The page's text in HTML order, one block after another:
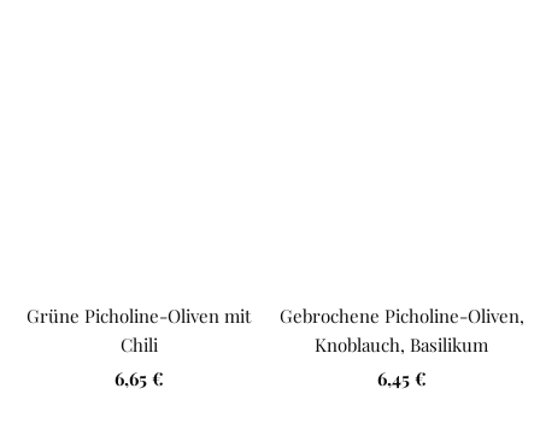
Grüne Picholine-Oliven mit
Chili
Angebotspreis
6,65 €
Gebrochene Picholine-Oliven,
Knoblauch, Basilikum
Angebotspreis
6,45 €